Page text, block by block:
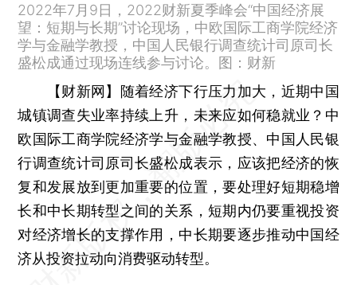
2022年7月9日，2022财新夏季峰会“中国经济展
望：短期与长期”讨论现场，中欧国际工商学院经济
学与金融学教授，中国人民银行调查统计司原司长
盛松成通过现场连线参与讨论。图：财新
【财新网】 随着经济下行压力加大，近期中国
城镇调查失业率持续上升，未来应如何稳就业？中
欧国际工商学院经济学与金融学教授、中国人民银
行调查统计司原司长盛松成表示，应该把经济的恢
复和发展放到更加重要的位置，要处理好短期稳增
长和中长期转型之间的关系，短期内仍要重视投资
对经济增长的支撑作用，中长期要逐步推动中国经
济从投资拉动向消费驱动转型。